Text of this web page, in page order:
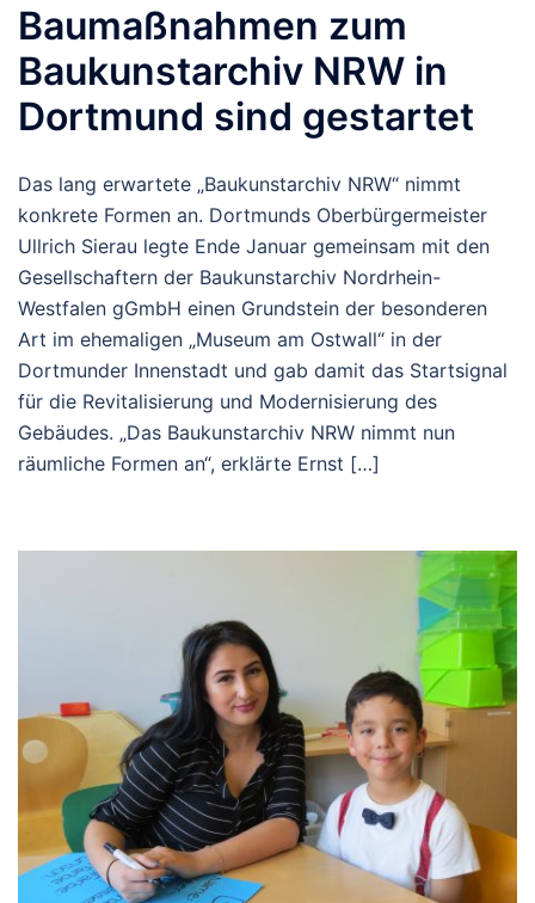
Baumaßnahmen zum
Baukunstarchiv NRW in
Dortmund sind gestartet
Das lang erwartete „Baukunstarchiv NRW“ nimmt
konkrete Formen an. Dortmunds Oberbürgermeister
Ullrich Sierau legte Ende Januar gemeinsam mit den
Gesellschaftern der Baukunstarchiv Nordrhein-
Westfalen gGmbH einen Grundstein der besonderen
Art im ehemaligen „Museum am Ostwall“ in der
Dortmunder Innenstadt und gab damit das Startsignal
für die Revitalisierung und Modernisierung des
Gebäudes. „Das Baukunstarchiv NRW nimmt nun
räumliche Formen an“, erklärte Ernst […]